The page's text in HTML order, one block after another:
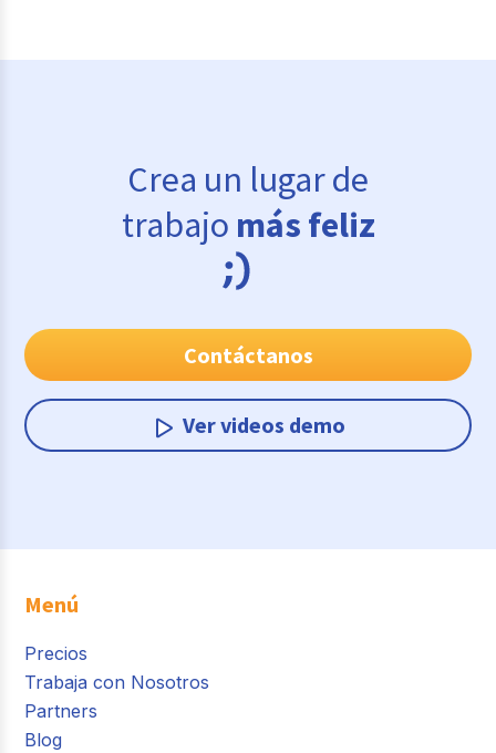
Crea un lugar de
trabajo más feliz
Contáctanos
Ver videos demo
Menú
Precios
Trabaja con Nosotros
Partners
Blog